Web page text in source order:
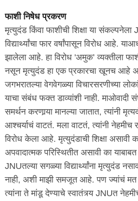
फाशी निषेध प्रकरण
मृत्युदंड किंवा फाशीची शिक्षा या संकल्पनेला
विद्यार्थ्यांचा फार वर्षांपासून विरोध आहे.
झालेला आहे. हा विरोध 'अमुक’ व्यक्तीला
नसून मृत्युदंड हा एक प्रकारचा खूनच आहे
जगभरातल्या वेगवेगळ्या विचारसरणीच्या
याचा संबंध फक्त डाव्यांशी नाही. माओवादी
समर्थन करणार्‍या मानल्या जातात, त्यांनी
आश्चर्याचं वाटतं. मला वाटतं, त्यांनी नेहमीच
विरोध केला आहे. मृत्युदंडाची शिक्षा असावी
अपवादात्मक परिस्थितीत असावी का
JNUतल्या सगळ्या विद्यार्थ्यांना मृत्युदंड
नाही, अशी माझी समजूत आहे. पण ज्यांचं मत
त्यांना ते मांडू देण्याचे स्वातंत्र्य JNUत